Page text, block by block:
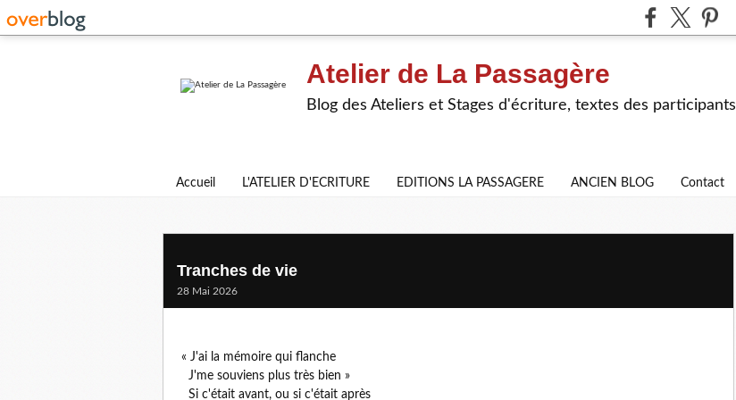
Atelier de La Passagère
Blog des Ateliers et Stages d'écriture, textes des participants
Accueil L'ATELIER D'ECRITURE EDITIONS LA PASSAGERE ANCIEN BLOG Contact
Tranches de vie
28 Mai 2026
« J'ai la mémoire qui flanche
J'me souviens plus très bien »
Si c'était avant, ou si c'était après